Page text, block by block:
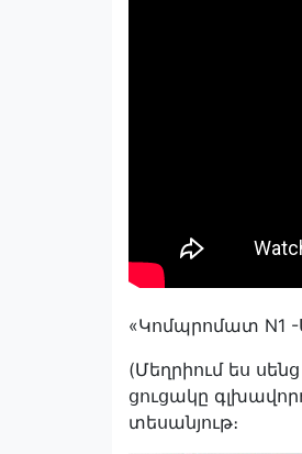
«Կոմպրոմատ N1
(Մեղրիում ես
ցուցակը
տեսանյութ։